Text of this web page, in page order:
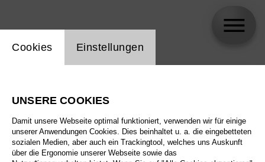
Alle Sparten
Alle Spielstätten
Alle Merkmale
Einstellung Website Cookie
Cookies Einstellungen
UNSERE COOKIES
Damit unsere Webseite optimal funktioniert, verwenden wir für einige
unserer Anwendungen Cookies. Dies beinhaltet u. a. die eingebetteten
sozialen Medien, aber auch ein Trackingtool, welches uns Auskunft
über die Ergonomie unserer Webseite sowie das